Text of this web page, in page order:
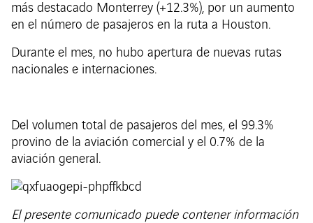
más destacado Monterrey (+12.3%), por un aumento
en el número de pasajeros en la ruta a Houston.
Durante el mes, no hubo apertura de nuevas rutas
nacionales e internaciones.
Del volumen total de pasajeros del mes, el 99.3%
provino de la aviación comercial y el 0.7% de la
aviación general.
El presente comunicado puede contener información